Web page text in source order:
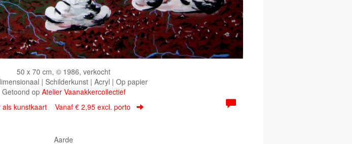
50 x 70 cm, © 1986, verkocht
| Schilderkunst | Acryl | Op papier
Getoond op Atelier Vaanakkercollectief
als kunstkaart Vanaf € 2,95 excl. porto
Aarde